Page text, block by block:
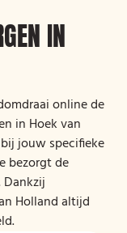
IN
online de
in Hoek van
jouw specifieke
bezorgt de
Holland altijd